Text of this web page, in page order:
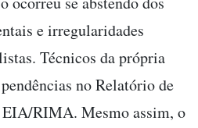
e irregularidades
Técnicos da própria
no Relatório de
RIMA. Mesmo assim, o